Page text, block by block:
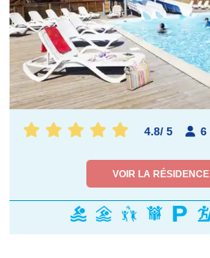
4.8/ 5 6
VOIR LA RÉSIDENCE